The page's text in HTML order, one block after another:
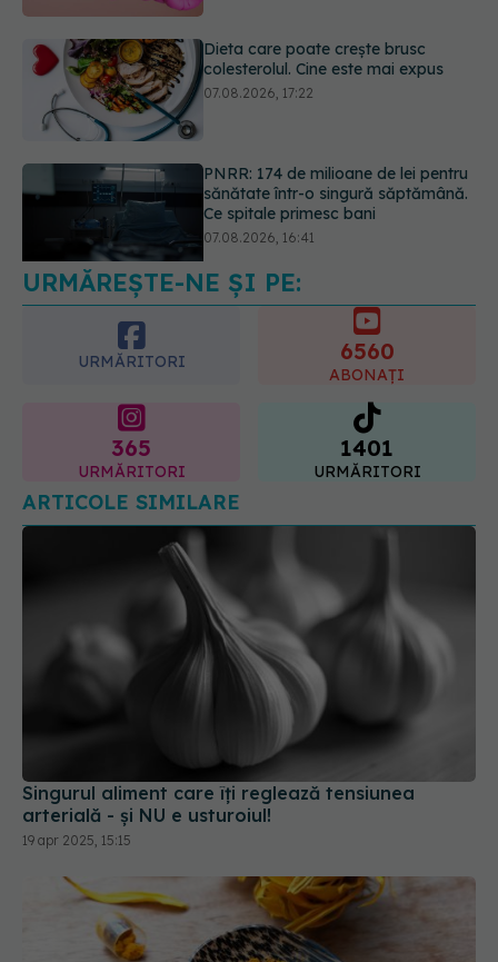
PNRR: 174 de milioane de lei pentru
sănătate într-o singură săptămână.
Ce spitale primesc bani
Ce spune culoarea ta preferată
despre vârsta pe care o ai. Care
este "codul cromatic" al generațiilor
URMĂREȘTE-NE ȘI PE:
URMĂRITORI 6560
ABONAȚI
365
URMĂRITORI
1401
URMĂRITORI
ARTICOLE SIMILARE
Singurul aliment care îți reglează tensiunea
arterială - și NU e usturoiul!
19 apr 2025, 15:15